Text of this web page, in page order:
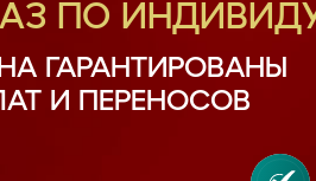
ПО
ГАРАНТИРОВАНЫ
И ПЕРЕНОСОВ